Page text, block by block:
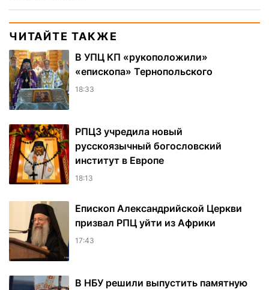
ЧИТАЙТЕ ТАКЖЕ
В УПЦ КП «рукоположили»
«епископа» Тернопольского
18:33
РПЦЗ учредила новый
русскоязычный богословский
институт в Европе
18:13
Епископ Александрийской Церкви
призвал РПЦ уйти из Африки
17:43
В НБУ решили выпустить памятную